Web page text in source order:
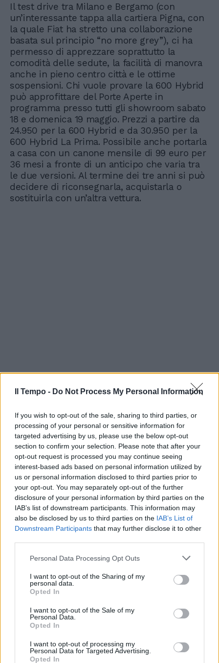
Il Tempo - Do Not Process My Personal Information
If you wish to opt-out of the sale, sharing to third parties, or
processing of your personal or sensitive information for
targeted advertising by us, please use the below opt-out
section to confirm your selection. Please note that after your
opt-out request is processed you may continue seeing
interest-based ads based on personal information utilized by
us or personal information disclosed to third parties prior to
your opt-out. You may separately opt-out of the further
disclosure of your personal information by third parties on the
IAB’s list of downstream participants. This information may
also be disclosed by us to third parties on the IAB’s List of
Downstream Participants that may further disclose it to other
Personal Data Processing Opt Outs
I want to opt-out of the Sharing of my
personal data.
Opted In
I want to opt-out of the Sale of my
Personal Data.
Opted In
I want to opt-out of processing my
Personal Data for Targeted Advertising.
Opted In
Il test drive tra Milano e Bergamo (con
un’interessante tappa alla cartiera Pigna, con
la quale Fiat ha stretto una collaborazione
basata sul principio “no more grey”), ci ha
permesso di apprezzare soprattutto la
comodità delle sedute, la facilità di manovra
anche in pieno centro città e le ottime
sospensioni. Chi vuole provare la 600 Hybrid
può approfittare del Porte Aperte in
programma presso tutti gli showroom sabato
18 e domenica 19 maggio. Prezzi a partire da
24.950 per la 600 Hybrid e da 30.950 per la
600 Hybrid La Prima. Possibile anche portarla
a casa con un canone mensile di 99 euro per
36 mesi a fronte di un anticipo che varia tra
le due versioni. Al termine dei tre anni si può
decidere di riconsegnarla, acquistarla o
sostituirla con un’altra vettura.